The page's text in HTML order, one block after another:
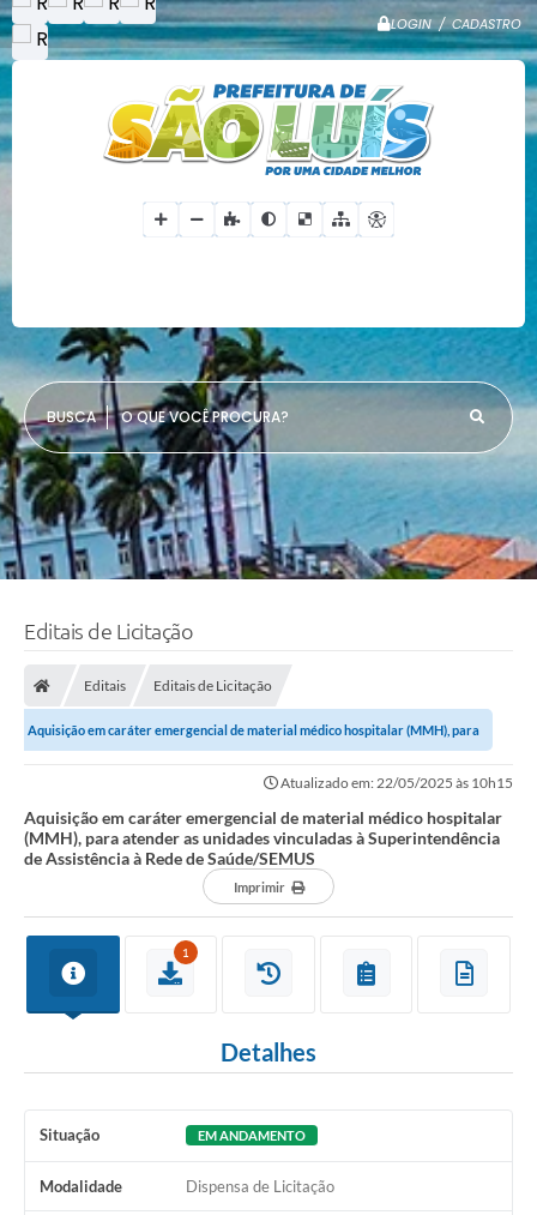
LOGIN / CADASTRO
O QUE VOCÊ PROCURA?
Editais de Licitação
Editais Editais de Licitação
Aquisição em caráter emergencial de material médico hospitalar (MMH), para
Atualizado em: 22/05/2025 às 10h15
Aquisição em caráter emergencial de material médico hospitalar
(MMH), para atender as unidades vinculadas à Superintendência
de Assistência à Rede de Saúde/SEMUS
Imprimir
1
Detalhes
Situação EM ANDAMENTO
Modalidade Dispensa de Licitação